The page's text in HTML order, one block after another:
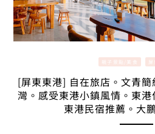
親子景點/美食 屏
[屏東東港] 自在旅店。文青
灣。感受東港小鎮風情。東港
東港民宿推薦。大